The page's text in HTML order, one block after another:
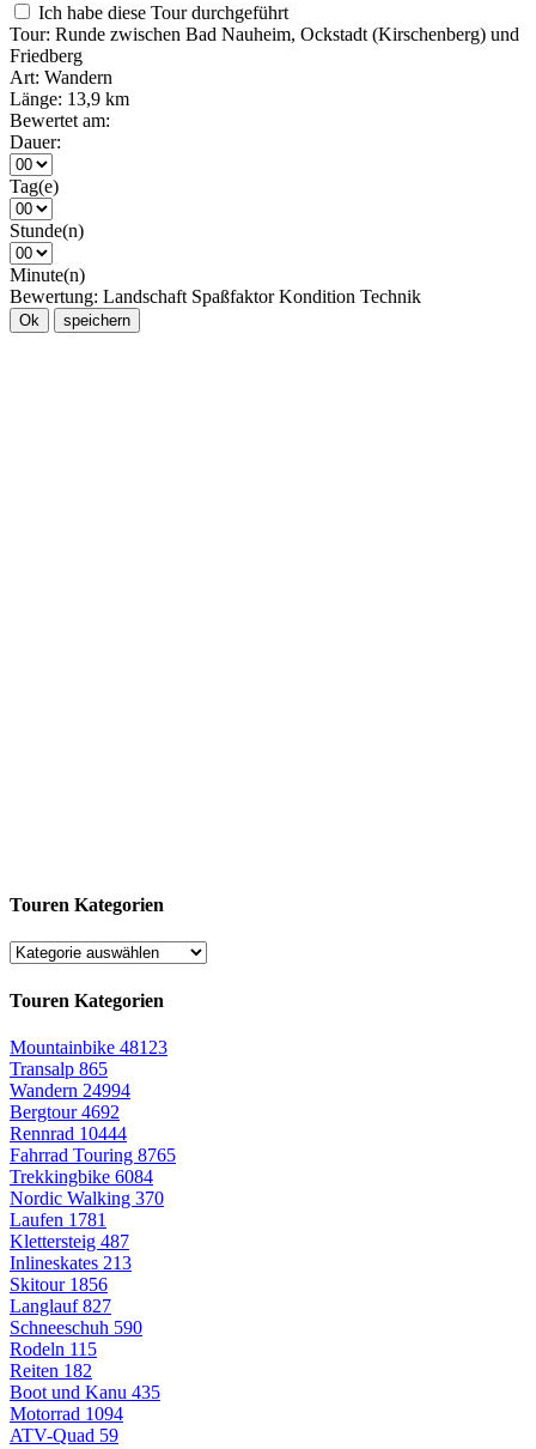
Ich habe diese Tour durchgeführt
Tour: Runde zwischen Bad Nauheim, Ockstadt (Kirschenberg) und
Friedberg
Art: Wandern
Länge: 13,9 km
Bewertet am:
Dauer:
Tag(e)
Stunde(n)
Minute(n)
Bewertung: Landschaft Spaßfaktor Kondition Technik
Ok speichern
Touren Kategorien
Touren Kategorien
Mountainbike 48123
Transalp 865
Wandern 24994
Bergtour4692
Rennrad 10444
Fahrrad Touring 8765
Trekkingbike 6084
Nordic Walking 370
Laufen 1781
Klettersteig 487
Inlineskates 213
Skitour 1856
Langlauf827
Schneeschuh 590
Rodeln 115
Reiten 182
Boot und Kanu 435
Motorrad 1094
ATV-Quad 59